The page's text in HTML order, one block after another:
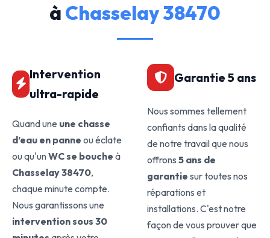
à Chasselay 38470
Intervention
ultra-rapide
Quand une une chasse
d’eau en panne ou éclate
ou qu'unWC se bouche à
Chasselay 38470,
chaque minute compte.
Nous garantissons une
intervention sous 30
Garantie 5 ans
Nous sommes tellement
confiants dans la qualité
de notre travail que nous
offrons 5 ans de
garantie sur toutes nos
réparations et
installations. C'est notre
façon de vous prouver que